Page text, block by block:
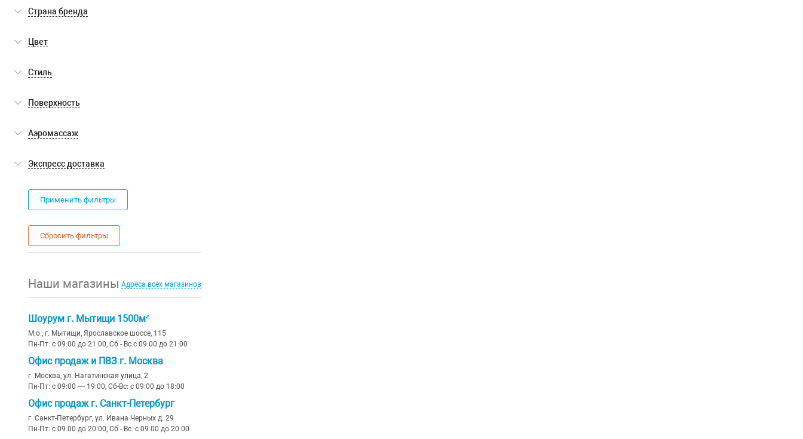
для бытового использования
Страна бренда
Цвет
Стиль
Поверхность
Аэромассаж
Экспресс доставка
Экспресс доставка(0)
Применить фильтры
Сбросить фильтры
Наши магазины Адреса всех магазинов
Шоурум г. Мытищи 1500м²
М.о., г. Мытищи, Ярославское шоссе, 115
Пн-Пт: с 09:00 до 21:00, Сб - Вс с 09:00 до 21:00
Офис продаж и ПВЗ г. Москва
г. Москва, ул. Нагатинская улица, 2
Пн-Пт: с 09:00 — 19:00, Сб-Вс: с 09:00 до 18:00
Офис продаж г. Санкт-Петербург
г. Санкт-Петербург, ул. Ивана Черных д. 29
Пн-Пт: с 09:00 до 20:00, Сб - Вс: с 09:00 до 20:00